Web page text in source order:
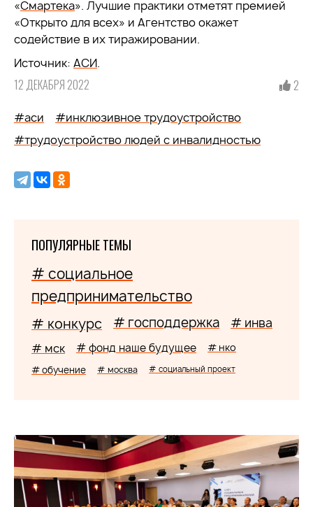
«Смартека». Лучшие практики отметят премией
«Открыто для всех» и Агентство окажет
содействие в их тиражировании.
Источник: АСИ.
12 ДЕКАБРЯ 2022 2
#аси
#инклюзивное трудоустройство
#трудоустройство людей с инвалидностью
ПОПУЛЯРНЫЕ ТЕМЫ
# социальное
предпринимательство
# конкурс # господдержка # инва
# мск # фонд наше будущее # нко
# обучение # москва # социальный проект